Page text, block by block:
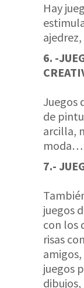
Hay
6. -
Juegos
de
arcilla,
moda…
7.-
juegos
con los
risas
juegos